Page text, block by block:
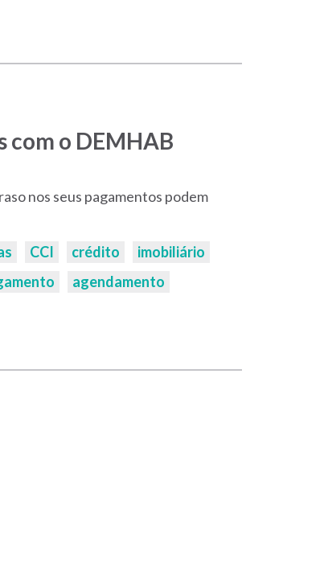
com o DEMHAB
nos seus pagamentos podem
CCI crédito
imobiliário
agendamento